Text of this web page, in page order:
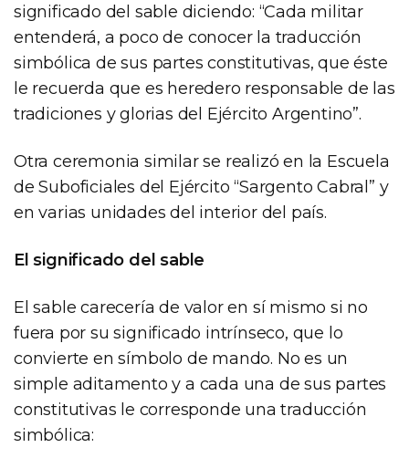
significado del sable diciendo: “Cada militar
entenderá, a poco de conocer la traducción
simbólica de sus partes constitutivas, que éste
le recuerda que es heredero responsable de las
tradiciones y glorias del Ejército Argentino”.
Otra ceremonia similar se realizó en la Escuela
de Suboficiales del Ejército “Sargento Cabral” y
en varias unidades del interior del país.
El significado del sable
El sable carecería de valor en sí mismo si no
fuera por su significado intrínseco, que lo
convierte en símbolo de mando. No es un
simple aditamento y a cada una de sus partes
constitutivas le corresponde una traducción
simbólica: